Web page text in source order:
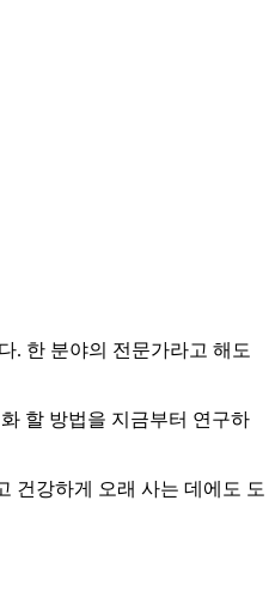
. 한 분야의 전문가라고 해도
할 방법을 지금부터 연구하
건강하게 오래 사는 데에도 도